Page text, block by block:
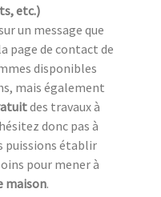
etc.)
un message que
page de contact de
disponibles
mais également
des travaux à
donc pas à
puissions établir
pour mener à
maison.